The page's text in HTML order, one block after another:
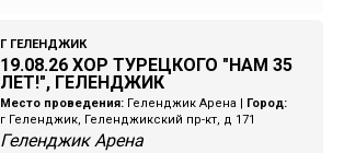
Г ГЕЛЕНДЖИК
19.08.26 ХОР ТУРЕЦКОГО "НАМ 35
ЛЕТ!", ГЕЛЕНДЖИК
Место проведения: Геленджик Арена
Город:
г Геленджик, Геленджикский пр-кт, д 171
Геленджик Арена